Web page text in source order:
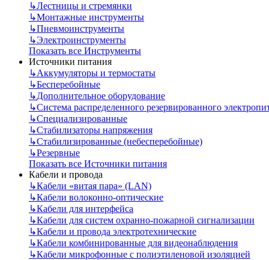
↳Лестницы и стремянки
↳Монтажные инструменты
↳Пневмоинструменты
↳Электроинструменты
Показать все Инструменты
Источники питания
↳Аккумуляторы и термостаты
↳Бесперебойные
↳Дополнительное оборудование
↳Система распределенного резервированного
↳Специализированные
↳Стабилизаторы напряжения
↳Стабилизированные (небесперебойные)
↳Резервные
Показать все Источники питания
Кабели и провода
↳Кабели «витая пара» (LAN)
↳Кабели волоконно-оптические
↳Кабели для интерфейса
↳Кабели для систем охранно-пожарной сигнализации
↳Кабели и провода электротехнические
↳Кабели комбинированные для видеонаблюдения
↳Кабели микрофонные с полиэтиленовой изоляцией